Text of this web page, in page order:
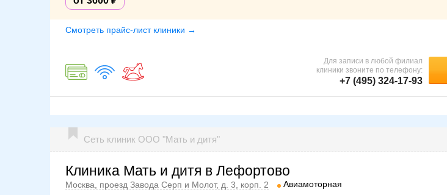
Смотреть прайс-лист клиники →
Для записи в любой филиал
клиники звоните по телефону:
+7 (495) 324-17-93
Сеть клиник ООО "Мать и дитя"
Клиника Мать и дитя в Лефортово
Москва, проезд Завода Серп и Молот, д. 3, корп. 2 Авиамоторная